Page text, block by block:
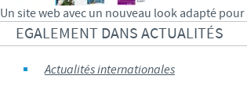
Un site web avec un nouveau look adapté
EGALEMENT DANS ACTUALITÉS
Actualités internationales